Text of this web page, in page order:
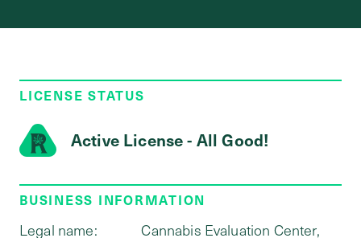
LICENSE STATUS
Active License - All Good!
BUSINESS INFORMATION
Legal name:
Cannabis Evaluation Center,